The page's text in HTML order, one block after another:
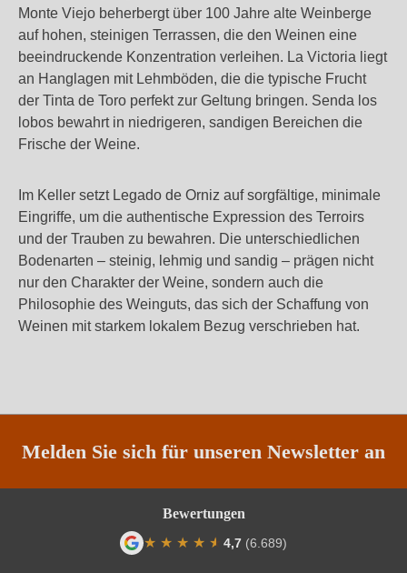
Monte Viejo beherbergt über 100 Jahre alte Weinberge
auf hohen, steinigen Terrassen, die den Weinen eine
beeindruckende Konzentration verleihen. La Victoria liegt
an Hanglagen mit Lehmböden, die die typische Frucht
der Tinta de Toro perfekt zur Geltung bringen. Senda los
lobos bewahrt in niedrigeren, sandigen Bereichen die
Frische der Weine.
Im Keller setzt Legado de Orniz auf sorgfältige, minimale
Eingriffe, um die authentische Expression des Terroirs
und der Trauben zu bewahren. Die unterschiedlichen
Bodenarten – steinig, lehmig und sandig – prägen nicht
nur den Charakter der Weine, sondern auch die
Philosophie des Weinguts, das sich der Schaffung von
Weinen mit starkem lokalem Bezug verschrieben hat.
Melden Sie sich für unseren Newsletter an
Bewertungen
★ ★ ★ ★ ★
★ 4,7 (6.689)